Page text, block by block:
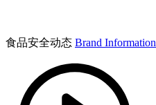
食品安全动态 Brand Information